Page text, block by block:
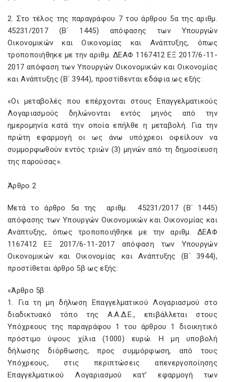
2. Στο τέλος της παραγράφου 7 του άρθρου 5α της αριθμ.
45231/2017 (Β΄ 1445) απόφασης των Υπουργών
Οικονομικών και Οικονομίας και Ανάπτυξης, όπως
τροποποιήθηκε με την αριθμ. ΔΕΑΦ 1167412 ΕΞ 2017/6-11-
2017 απόφαση των Υπουργών Οικονομικών και Οικονομίας
και Ανάπτυξης (Β΄ 3944), προστίθενται εδάφια ως εξής:
«Οι μεταβολές που επέρχονται στους Επαγγελματικούς
Λογαριασμούς δηλώνονται εντός μηνός από την
ημερομηνία κατά την οποία επήλθε η μεταβολή. Για την
πρώτη εφαρμογή οι ως άνω υπόχρεοι οφείλουν να
συμμορφωθούν εντός τριών (3) μηνών από τη δημοσίευση
της παρούσας».
Άρθρο 2
Μετά το άρθρο 5α της αριθμ. 45231/2017 (Β΄ 1445)
απόφασης των Υπουργών Οικονομικών και Οικονομίας και
Ανάπτυξης, όπως τροποποιήθηκε με την αριθμ. ΔΕΑΦ
1167412 ΕΞ 2017/6-11-2017 απόφαση των Υπουργών
Οικονομικών και Οικονομίας και Ανάπτυξης (Β΄ 3944),
προστίθεται άρθρο 5β ως εξής:
«Άρθρο 5β
1. Για τη μη δήλωση Επαγγελματικού Λογαριασμού στο
διαδικτυακό τόπο της Α.Α.Δ.Ε., επιβάλλεται στους
Υπόχρεους της παραγράφου 1 του άρθρου 1 διοικητικό
πρόστιμο ύψους χίλια (1000) ευρώ. Η μη υποβολή
δήλωσης διόρθωσης, προς συμμόρφωση, από τους
Υπόχρεους, στις περιπτώσεις απενεργοποίησης
Επαγγελματικού Λογαριασμού κατ’ εφαρμογή των